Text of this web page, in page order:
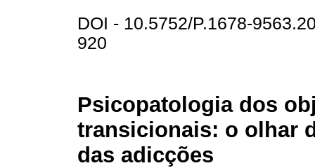
DOI - 10.5752/P.1678-
920
Psicopatologia dos
transicionais: o olhar
das adicções